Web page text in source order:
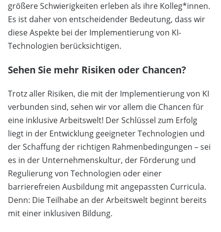
größere Schwierigkeiten erleben als ihre Kolleg*innen.
Es ist daher von entscheidender Bedeutung, dass wir
diese Aspekte bei der Implementierung von KI-
Technologien berücksichtigen.
Sehen Sie mehr Risiken oder Chancen?
Trotz aller Risiken, die mit der Implementierung von KI
verbunden sind, sehen wir vor allem die Chancen für
eine inklusive Arbeitswelt! Der Schlüssel zum Erfolg
liegt in der Entwicklung geeigneter Technologien und
der Schaffung der richtigen Rahmenbedingungen – sei
es in der Unternehmenskultur, der Förderung und
Regulierung von Technologien oder einer
barrierefreien Ausbildung mit angepassten Curricula.
Denn: Die Teilhabe an der Arbeitswelt beginnt bereits
mit einer inklusiven Bildung.